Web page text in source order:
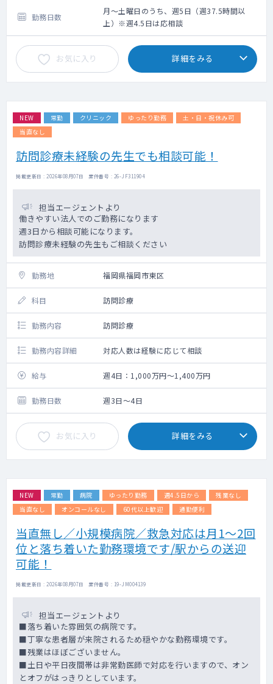
床もご担当をお願いします。
・基本、主治医として管理をお願いします
が、透析医と共に担当いただきますので
シャントトラブルなど、透析について相談い
ただける環境で、穿刺は看護師さんが対応し
ます。
・グループ内の急性期病院から転院されてく
【早番・遅番の担当日】
調整も可能です。
勤務日数
月～土曜日のうち、週5日（週37.5時間以
上）※週4.5日は応相談
お気に入り 詳細をみる
NEW 常勤 クリニック ゆったり勤務
土・日・祝休み可
当直なし
訪問診療未経験の先生でも相談可能！
掲載更新日 : 2026年08月07日 案件番号 : 26-JF311904
担当エージェントより
働きやすい法人でのご勤務になります
週3日から相談可能になります。
訪問診療未経験の先生もご相談ください
勤務地 福岡県福岡市東区
科目 訪問診療
勤務内容 訪問診療
勤務内容詳細 対応人数は経験に応じて相談
給与 週4日：1,000万円～1,400万円
勤務日数 週3日～4日
お気に入り 詳細をみる
NEW 常勤 病院 ゆったり勤務 週4.5日から
残業なし
当直なし
オンコールなし 60代以上歓迎 通勤便利
当直無し／小規模病院／救急対応は月1～2回
位と落ち着いた勤務環境です/駅からの送迎
可能！
掲載更新日 : 2026年08月07日 案件番号 : 19-JM004139
担当エージェントより
■落ち着いた雰囲気の病院です。
■丁寧な患者層が来院されるため穏やかな勤務環境です。
■残業はほぼございません。
■土日や平日夜間帯は非常勤医師で対応を行いますので、オン
とオフがはっきりとしています。